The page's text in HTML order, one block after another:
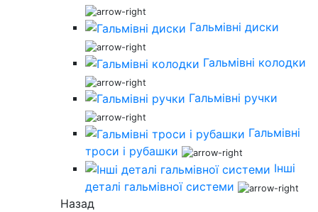
Гальмівні диски
Гальмівні колодки
Гальмівні ручки
Гальмівні
троси і рубашки
Інші
деталі гальмівної системи
Назад